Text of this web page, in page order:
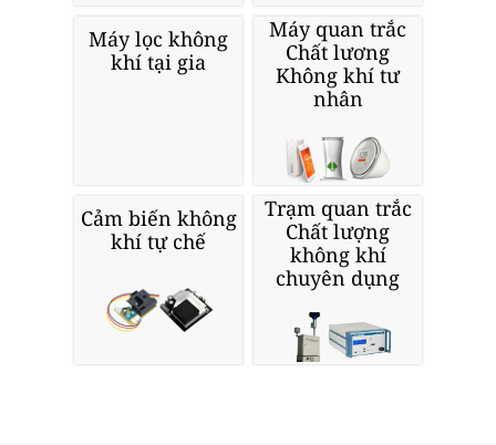
Máy lọc không
khí tại gia
Máy quan trắc
Chất lương
Không khí tư
nhân
Cảm biến không
khí tự chế
Trạm quan trắc
Chất lượng
không khí
chuyên dụng